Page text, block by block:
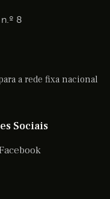
8
a rede fixa nacional
Sociais